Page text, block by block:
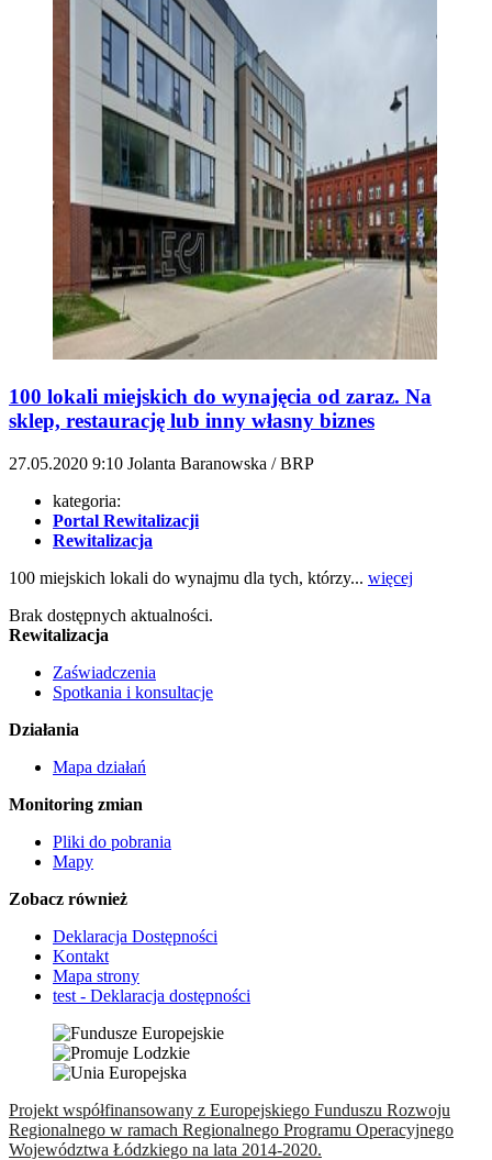
100 lokali miejskich do wynajęcia od zaraz. Na
sklep, restaurację lub inny własny biznes
27.05.2020 9:10 Jolanta Baranowska / BRP
kategoria:
Portal Rewitalizacji
Rewitalizacja
100 miejskich lokali do wynajmu dla tych, którzy... więcej
Brak dostępnych aktualności.
Rewitalizacja
Zaświadczenia
Spotkania i konsultacje
Działania
Mapa działań
Monitoring zmian
Pliki do pobrania
Mapy
Zobacz również
Deklaracja Dostępności
Kontakt
Mapa strony
test - Deklaracja dostępności
Projekt współfinansowany z Europejskiego Funduszu Rozwoju
Regionalnego w ramach Regionalnego Programu Operacyjnego
Województwa Łódzkiego na lata 2014-2020.